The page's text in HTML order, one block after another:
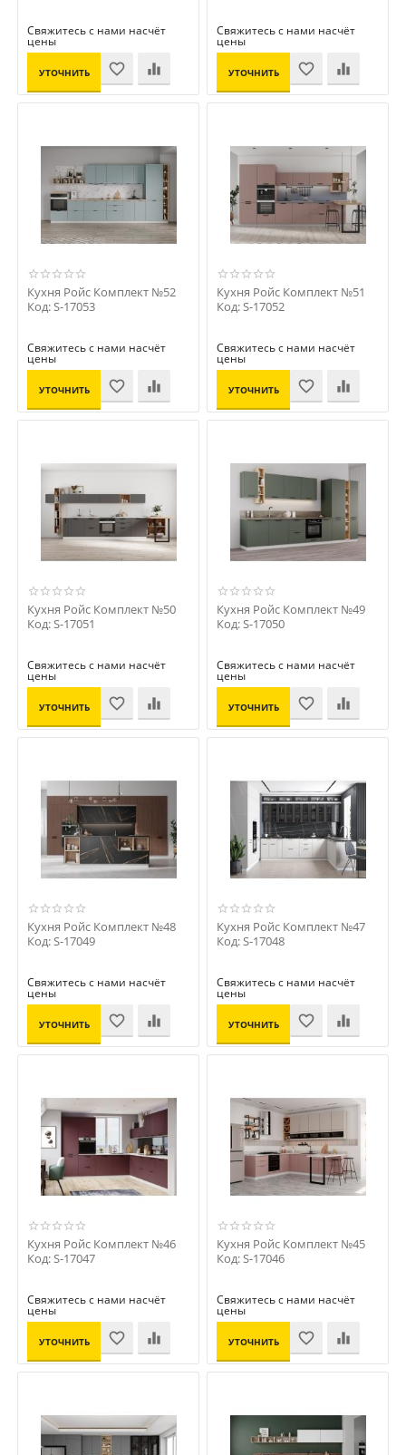
Свяжитесь с нами насчёт
цены
УТОЧНИТЬ
Свяжитесь с нами насчёт
цены
УТОЧНИТЬ
Кухня Ройс Комплект №52
Код: S-17053
Свяжитесь с нами насчёт
цены
УТОЧНИТЬ
Кухня Ройс Комплект №51
Код: S-17052
Свяжитесь с нами насчёт
цены
УТОЧНИТЬ
Кухня Ройс Комплект №50
Код: S-17051
Свяжитесь с нами насчёт
цены
УТОЧНИТЬ
Кухня Ройс Комплект №49
Код: S-17050
Свяжитесь с нами насчёт
цены
УТОЧНИТЬ
Кухня Ройс Комплект №48
Код: S-17049
Свяжитесь с нами насчёт
цены
УТОЧНИТЬ
Кухня Ройс Комплект №47
Код: S-17048
Свяжитесь с нами насчёт
цены
УТОЧНИТЬ
Кухня Ройс Комплект №46
Код: S-17047
Свяжитесь с нами насчёт
цены
УТОЧНИТЬ
Кухня Ройс Комплект №45
Код: S-17046
Свяжитесь с нами насчёт
цены
УТОЧНИТЬ